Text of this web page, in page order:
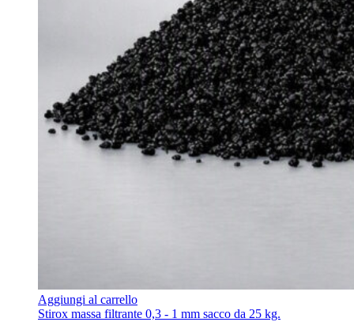
Aggiungi al carrello
Stirox massa filtrante 0,3 - 1 mm sacco da 25 kg.